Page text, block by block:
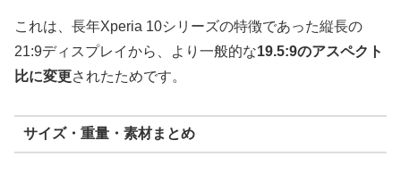
これは、長年Xperia 10シリーズの特徴であった縦長の
21:9ディスプレイから、より一般的な19.5:9のアスペクト
比に変更されたためです。
サイズ・重量・素材まとめ